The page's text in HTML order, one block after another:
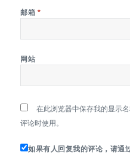
邮箱 *
网站
在此浏览器中保存我的显示
评论时使用。
如果有人回复我的评论，请通